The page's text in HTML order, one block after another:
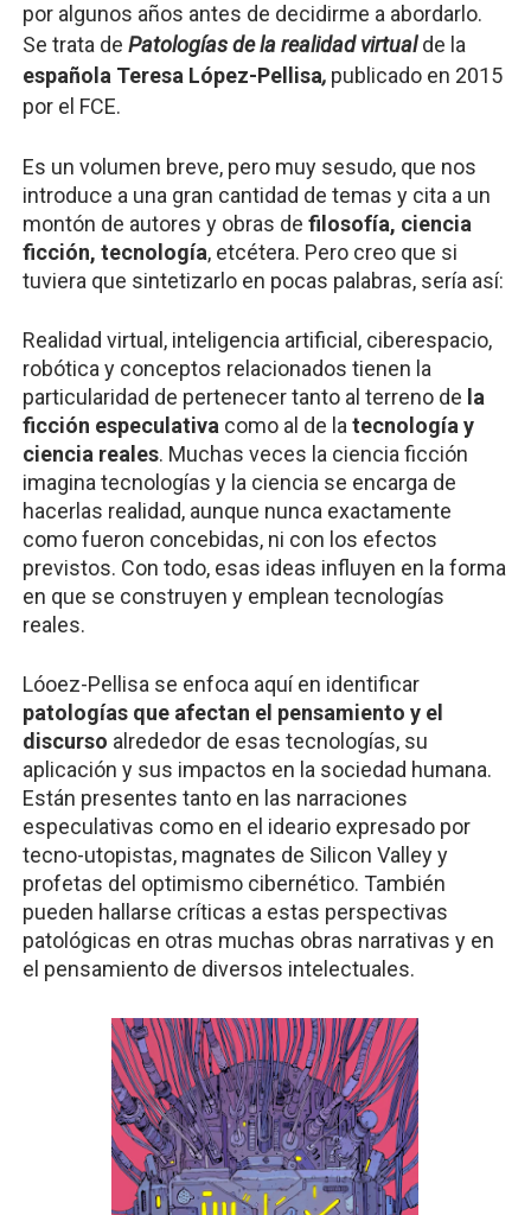
por algunos años antes de decidirme a abordarlo.
Se trata de Patologías de la realidad virtualde la
española Teresa López-Pellisa,publicado en 2015
por el FCE.
Es un volumen breve, pero muy sesudo, que nos
introduce a una gran cantidad de temas y cita a un
montón de autores y obras de filosofía, ciencia
ficción, tecnología, etcétera. Pero creo que si
tuviera que sintetizarlo en pocas palabras, sería así:
Realidad virtual, inteligencia artificial, ciberespacio,
robótica y conceptos relacionados tienen la
particularidad de pertenecer tanto al terreno de la
ficción especulativa como al de la tecnología y
ciencia reales. Muchas veces la ciencia ficción
imagina tecnologías y la ciencia se encarga de
hacerlas realidad, aunque nunca exactamente
como fueron concebidas, ni con los efectos
previstos. Con todo, esas ideas influyen en la forma
en que se construyen y emplean tecnologías
reales.
Lóoez-Pellisa se enfoca aquí en identificar
patologías que afectan el pensamiento y el
discurso alrededor de esas tecnologías, su
aplicación y sus impactos en la sociedad humana.
Están presentes tanto en las narraciones
especulativas como en el ideario expresado por
tecno-utopistas, magnates de Silicon Valley y
profetas del optimismo cibernético. También
pueden hallarse críticas a estas perspectivas
patológicas en otras muchas obras narrativas y en
el pensamiento de diversos intelectuales.